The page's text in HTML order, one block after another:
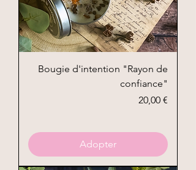
Bougie d'intention "Rayon de
confiance"
Prix
20,00 €
Adopter